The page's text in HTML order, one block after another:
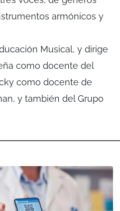
armónicos y
Musical, y dirige
como docente del
como docente de
y también del Grupo